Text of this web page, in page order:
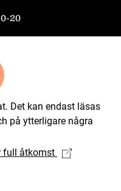
20
Det kan endast läsas
på ytterligare några
full åtkomst